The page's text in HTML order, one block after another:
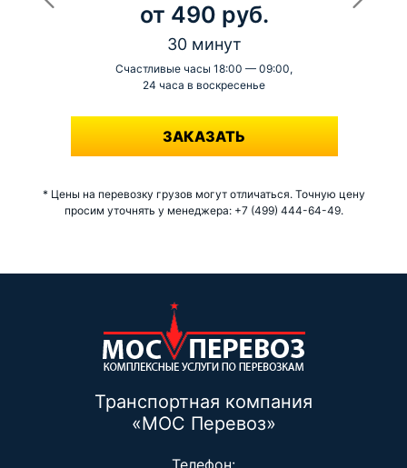
от 490 руб.
30 минут
Счастливые часы 18:00 — 09:00,
24 часа в воскресенье
-
ЗАКАЗАТЬ
* Цены на перевозку грузов могут отличаться. Точную цену
просим уточнять у менеджера: +7 (499) 444-64-49.
Транспортная компания
«МОС Перевоз»